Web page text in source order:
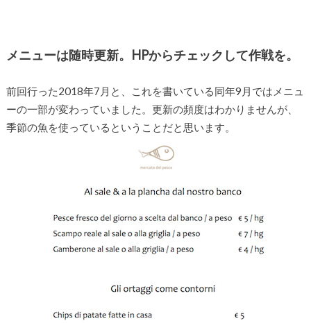
メニューは随時更新。HPからチェックして作戦を。
前回行った2018年7月と、これを書いている同年9月ではメニュ
ーの一部が変わっていました。更新の頻度はわかりませんが、
季節の魚を使っているということだと思います。